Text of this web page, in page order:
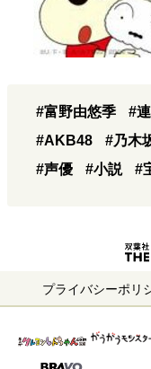
#富野由悠季 #
#AKB48
#乃木
#声優
#小説 #
プライバシーポリ